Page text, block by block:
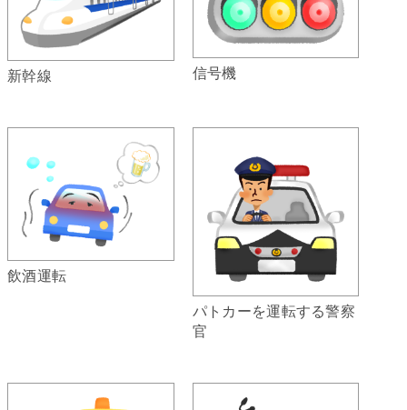
新幹線 信号機
飲酒運転
パトカーを運転する警察
官